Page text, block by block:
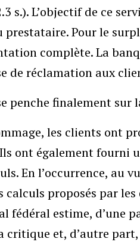
s.). L’objectif de ce
prestataire. Pour le
complète. La
de réclamation aux
penche finalement sur
les clients ont
ont également fourni
En l’occurrence, au
calculs proposés par
fédéral estime, d’une
et, d’autre part,